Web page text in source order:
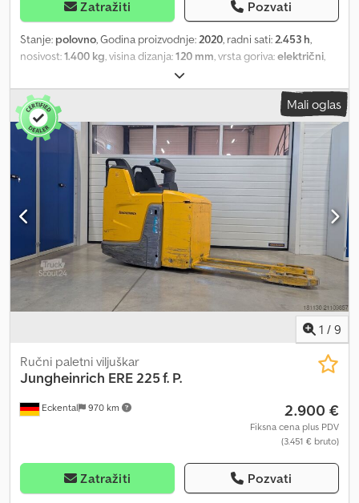
Zatražiti Pozvati
Stanje: polovno, Godina proizvodnje:2020, radni sati:2.453 h,
nosivost:1.400 kg, visina dizanja:120 mm, vrsta goriva:električni,
50 procenat, prazna masa vozila:
ukupna dužina:1.636 mm, boja:ostalo, Opis specijalne opreme:
Mini displej, pristup putem numeričkog koda (CAN kod),
jednostavne teretne rolnice, integrisani punjač. Opis: Novi
tehnički pregled i UVV inspekcija. Dsdex Ilu Nepfx Af Ujkr
Mali oglas
1 / 9
Eckental 970 km
Ručni paletni viljuškar
Jungheinrich ERE 225 f. P.
2.900 €
Fiksna cena plus PDV
(3.451 € bruto)
Zatražiti Pozvati